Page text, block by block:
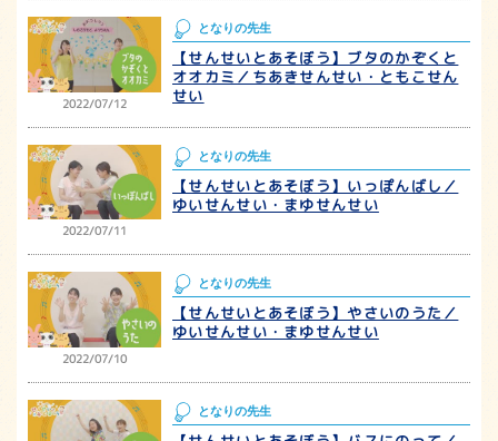
2022/07/12
となりの先生
【せんせいとあそぼう】ブタのかぞくと
オオカミ／ちあきせんせい・ともこせん
せい
2022/07/11
となりの先生
【せんせいとあそぼう】いっぽんばし／
ゆいせんせい・まゆせんせい
2022/07/10
となりの先生
【せんせいとあそぼう】やさいのうた／
ゆいせんせい・まゆせんせい
となりの先生